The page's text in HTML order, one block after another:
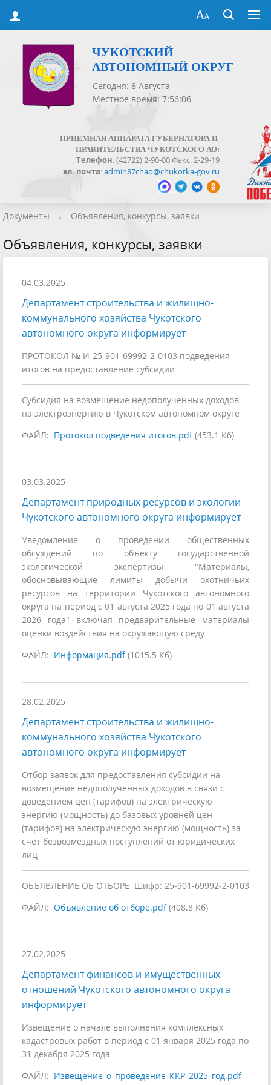
ЧУКОТСКИЙ
АВТОНОМНЫЙ ОКРУГ
Сегодня: 8 Августа
Местное время: 7:56:07
ПРИЕМНАЯ АППАРАТА ГУБЕРНАТОРА И
ПРАВИТЕЛЬСТВА ЧУКОТСКОГО АО:
Телефон: (42722) 2-90-00 Факс: 2-29-19
эл. почта:admin87chao@chukotka-gov.ru
Документы › Объявления, конкурсы, заявки
Объявления, конкурсы, заявки
04.03.2025
Департамент строительства и жилищно-
коммунального хозяйства Чукотского
автономного округа информирует
ПРОТОКОЛ № И-25-901-69992-2-0103 подведения
итогов на предоставление субсидии
Субсидия на возмещение недополученных доходов
на электроэнергию в Чукотском автономном округе
ФАЙЛ: Протокол подведения итогов.pdf(453.1 Кб)
03.03.2025
Департамент природных ресурсов и экологии
Чукотского автономного округа информирует
Уведомление о проведении общественных
обсуждений по объекту государственной
экологической экспертизы "Материалы,
обосновывающие лимиты добычи охотничьих
ресурсов на территории Чукотского автономного
округа на период с 01 августа 2025 года по 01 августа
2026 года" включая предварительные материалы
оценки воздействия на окружающую среду
ФАЙЛ: Информация.pdf(1015.5 Кб)
28.02.2025
Департамент строительства и жилищно-
коммунального хозяйства Чукотского
автономного округа информирует
Отбор заявок для предоставления субсидии на
возмещение недополученных доходов в связи с
доведением цен (тарифов) на электрическую
энергию (мощность) до базовых уровней цен
(тарифов) на электрическую энергию (мощность) за
счет безвозмездных поступлений от юридических
лиц
ОБЪЯВЛЕНИЕ ОБ ОТБОРЕ Шифр: 25-901-69992-2-0103
ФАЙЛ: Объявление об отборе.pdf(408.8 Кб)
27.02.2025
Департамент финансов и имущественных
отношений Чукотского автономного округа
информирует
Извещение о начале выполнения комплексных
кадастровых работ в период с 01 января 2025 года по
31 декабря 2025 года
ФАЙЛ: Извещение_о_проведение_ККР_2025_год.pdf